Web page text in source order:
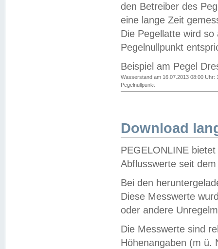
den Betreiber des
eine lange Zeit
Die Pegellatte wird
Pegelnullpunkt
Beispiel am Pegel
Wasserstand am 16.07.2013 08:00 Uhr:
Pegelnullpunkt
Download
PEGELONLINE
Abflusswerte seit
Bei den
Diese Messwerte
oder andere
Die Messwerte sind
Höhenangaben (m ü.